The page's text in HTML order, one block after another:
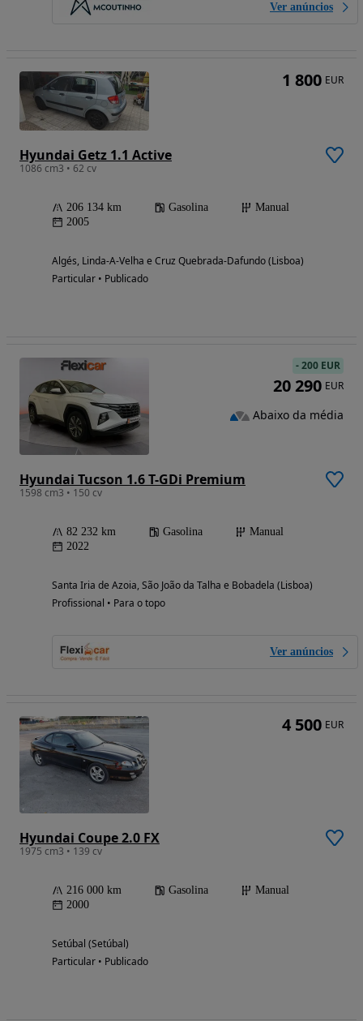
Ver anúncios
Hyundai Getz 1.1 Active
1086 cm3 • 62 cv
206 134 km Gasolina
Manual
2005
Algés, Linda-A-Velha e Cruz Quebrada-Dafundo (Lisboa)
Particular • Publicado
1 800 EUR
Hyundai Tucson 1.6 T-GDi Premium
1598 cm3 • 150 cv
82 232 km Gasolina
Manual
2022
Santa Iria de Azoia, São João da Talha e Bobadela (Lisboa)
Profissional • Para o topo
Ver anúncios
-200 EUR
20 290 EUR
Abaixo da média
Hyundai Coupe 2.0 FX
1975 cm3 • 139 cv
216 000 km Gasolina
Manual
2000
Setúbal (Setúbal)
Particular • Publicado
4 500 EUR